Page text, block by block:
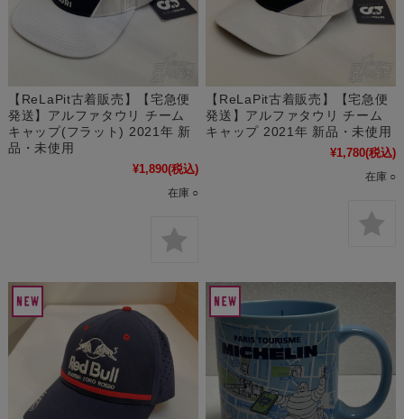
【ReLaPit古着販売】【宅急便
発送】アルファタウリ チーム
キャップ(フラット) 2021年 新
品・未使用
¥1,890(税込)
在庫 ○
【ReLaPit古着販売】【宅急便
発送】アルファタウリ チーム
キャップ 2021年 新品・未使用
¥1,780(税込)
在庫 ○